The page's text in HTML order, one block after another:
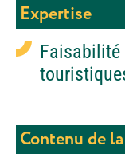
Expertise
Faisabilité
Contenu de